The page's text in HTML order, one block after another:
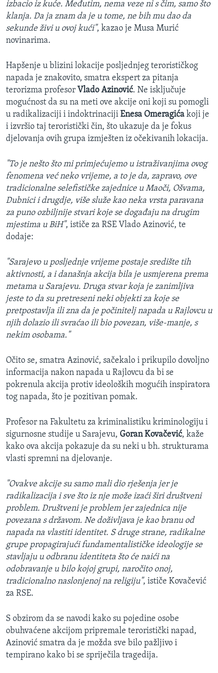
izbacio iz kuće. Međutim, nema veze ni s čim, samo što
klanja. Da ja znam da je u tome, ne bih mu dao da
sekunde živi u ovoj kući", kazao je Musa Murić
novinarima.
Hapšenje u blizini lokacije posljednjeg terorističkog
napada je znakovito, smatra ekspert za pitanja
terorizma profesor Vlado Azinović. Ne isključuje
mogućnost da su na meti ove akcije oni koji su pomogli
u radikalizaciji i indoktrinaciji Enesa Omeragića koji je
i izvršio taj teroristički čin, što ukazuje da je fokus
djelovanja ovih grupa izmješten iz očekivanih lokacija.
"To je nešto što mi primjećujemo u istraživanjima ovog
fenomena već neko vrijeme, a to je da, zapravo, ove
tradicionalne selefističke zajednice u Maoči, Ošvama,
Dubnici i drugdje, više služe kao neka vrsta paravana
za puno ozbiljnije stvari koje se događaju na drugim
mjestima u BiH", ističe za RSE Vlado Azinović, te
dodaje:
"Sarajevo u posljednje vrijeme postaje središte tih
aktivnosti, a i današnja akcija bila je usmjerena prema
metama u Sarajevu. Druga stvar koja je zanimljiva
jeste to da su pretreseni neki objekti za koje se
pretpostavlja ili zna da je počinitelj napada u Rajlovcu u
njih dolazio ili svraćao ili bio povezan, više-manje, s
nekim osobama."
Očito se, smatra Azinović, sačekalo i prikupilo dovoljno
informacija nakon napada u Rajlovcu da bi se
pokrenula akcija protiv ideoloških mogućih inspiratora
tog napada, što je pozitivan pomak.
Profesor na Fakultetu za kriminalistiku kriminologiju i
sigurnosne studije u Sarajevu, Goran Kovačević, kaže
kako ova akcija pokazuje da su neki u bh. strukturama
vlasti spremni na djelovanje.
"Ovakve akcije su samo mali dio rješenja jer je
radikalizacija i sve što iz nje može izaći širi društveni
problem. Društveni je problem jer zajednica nije
povezana s državom. Ne doživljava je kao branu od
napada na vlastiti identitet. S druge strane, radikalne
grupe propagirajući fundamentalističke ideologije se
stavljaju u odbranu identiteta što će naići na
odobravanje u bilo kojoj grupi, naročito onoj,
tradicionalno naslonjenoj na religiju", ističe Kovačević
za RSE.
S obzirom da se navodi kako su pojedine osobe
obuhvaćene akcijom pripremale teroristički napad,
Azinović smatra da je možda sve bilo pažljivo i
tempirano kako bi se spriječila tragedija.